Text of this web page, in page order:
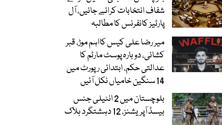
شفاف انتخابات کرائے جائیں، آل
پارٹیز کانفرنس کا مطالبہ
میر رضا علی کیس کااہم موڑ، قبر
کشائی، دوبارہ پوسٹ مارٹم کا
عدالتی حکم، ابتدائی رپورٹ میں
14 سنگین خامیاں نکل آئیں
بلوچستان میں 2 انٹیلی جنس
بیسڈ آپریشنز، 12 دہشتگرد ہلاک